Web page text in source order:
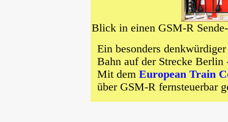
Blick in einen GSM-R
Ein besonders
Bahn auf der Strecke
Mit demEuropean Train
über GSM-R fernsteuerbar